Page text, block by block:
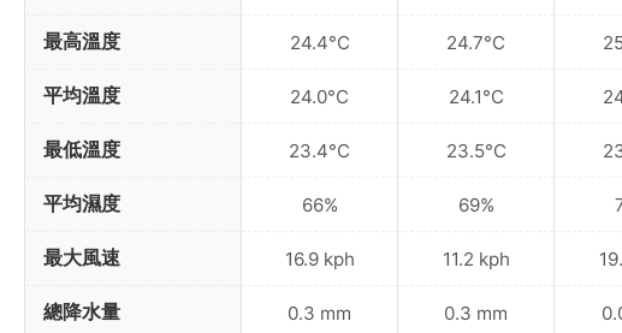
最高溫度
平均溫度
最低溫度
平均濕度
最大風速
總降水量
24.4°C
24.0°C
23.4°C
66%
16.9 kph
0.3 mm
24.7°C
24.1°C
23.5°C
69%
11.2 kph
0.3 mm